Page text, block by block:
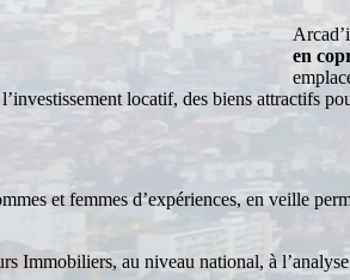
en
locatif, des biens attractifs
et femmes d’expériences, en veille
Immobiliers, au niveau national, à